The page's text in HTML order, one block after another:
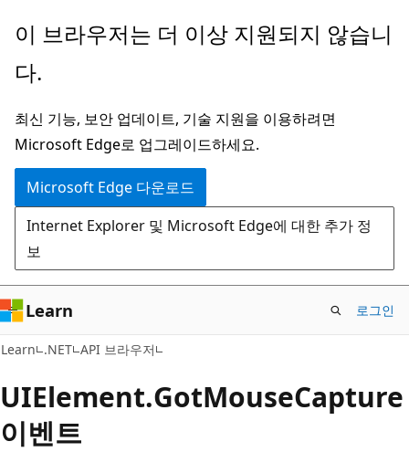
주
콘
츠
로
건
너
뛰
기
페
지
탐
색
으
로
건
너
뛰
기
이 브라우저는 더 이상 지원되지 않습니
다.
최신 기능, 보안 업데이트, 기술 지원을 이용하려면
Microsoft Edge로 업그레이드하세요.
Microsoft Edge 다운로드
Internet Explorer 및 Microsoft Edge에 대한 추가 정
보
Learn 로그인
Learn .NET API 브라우저
UIElement.GotMouseCapture
이벤트